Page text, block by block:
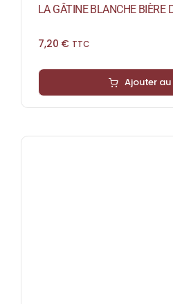
LA GÂTINE BLANCHE BIÈRE
7,20 € TTC
Ajouter